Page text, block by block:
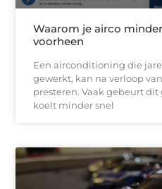
Waarom je airco
voorheen
Een airconditioning die
gewerkt, kan na verloop
presteren. Vaak gebeurt
koelt minder snel